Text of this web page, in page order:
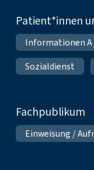
Patient*innen
Informationen A
Sozialdienst
Fachpublikum
Einweisung /